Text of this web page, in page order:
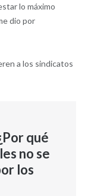
lo máximo
dio por
a los sindicatos
qué
no se
los